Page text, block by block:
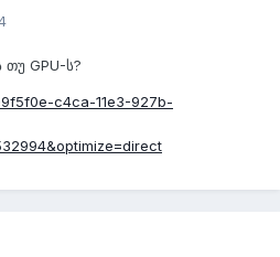
თუ GPU-ს?
c4ca-11e3-927b-